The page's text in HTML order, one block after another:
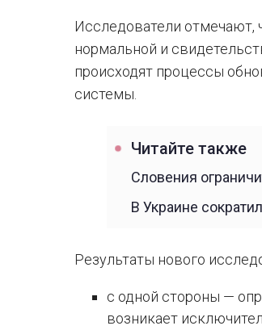
Исследователи отмечают,
нормальной и
происходят процессы
системы.
Читайте также
Словения
В Украине
Результаты нового
с одной стороны —
возникает